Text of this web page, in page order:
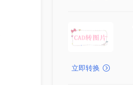
立即转换